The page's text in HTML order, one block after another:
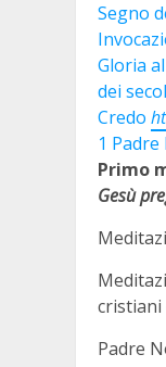
Segno
Gloria
dei
Credo
1
Primo
Gesù
cristiani
Padre